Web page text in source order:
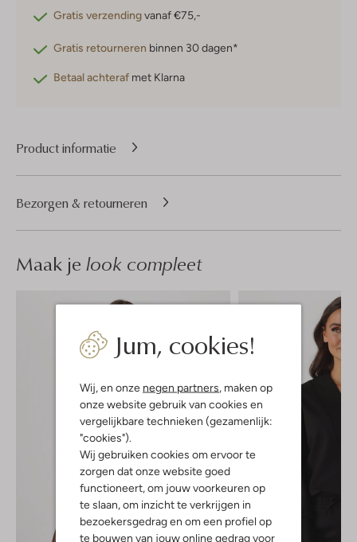
Jum, cookies!
Wij, en onze negen partners, maken op
onze website gebruik van cookies en
vergelijkbare technieken (gezamenlijk:
"cookies").
Wij gebruiken cookies om ervoor te
zorgen dat onze website goed
functioneert, om jouw voorkeuren op
te slaan, om inzicht te verkrijgen in
bezoekersgedrag en om een profiel op
te bouwen van jouw online gedrag voor
Gratis verzendingvanaf €75,-
Gratis retourneren binnen 30 dagen*
Betaal achteraf met Klarna
Product informatie
Bezorgen & retourneren
Maak je look compleet